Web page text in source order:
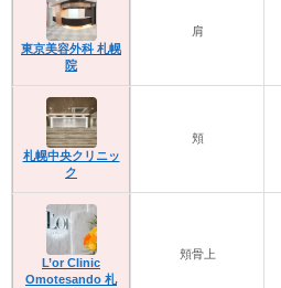
東京美容外科 札幌
院
肩
札幌中央クリニッ
ク
頬
L’or Clinic
Omotesando 札
頬骨上